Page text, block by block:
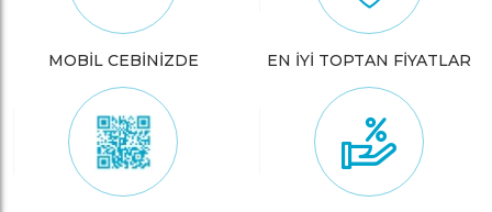
MOBİL CEBİNİZDE EN İYİ TOPTAN FİYATLAR